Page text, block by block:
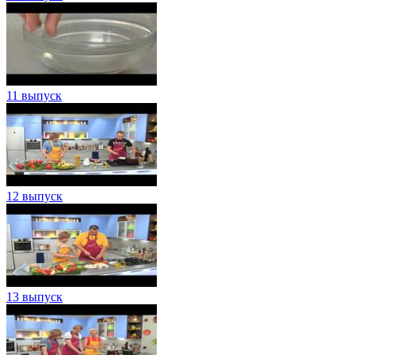
11 выпуск
12 выпуск
13 выпуск